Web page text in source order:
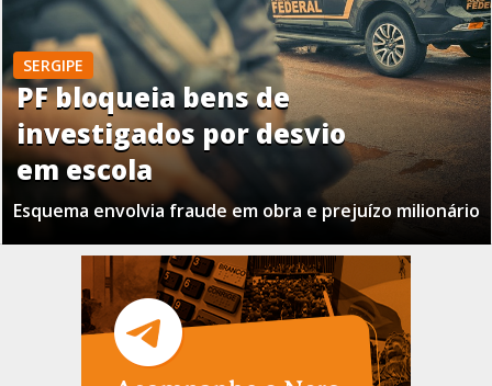
SERGIPE
PF bloqueia bens de
investigados por desvio
em escola
Esquema envolvia fraude em obra e prejuízo milionário